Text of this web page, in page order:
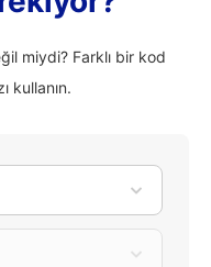
miydi? Farklı bir kod
kullanın.